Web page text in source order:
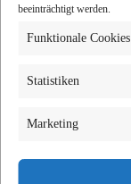
beeinträchtigt werden.
Funktionale Cookies
Statistiken
Marketing